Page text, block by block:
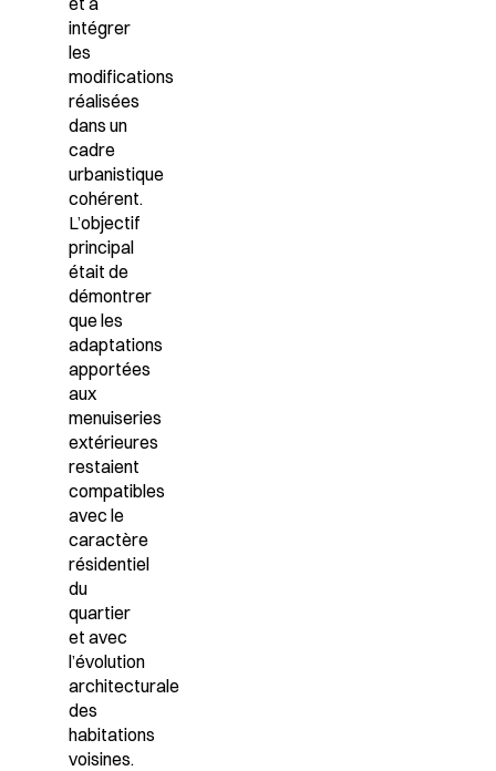
intégrer
les
modifications
réalisées
dans un
cadre
urbanistique
cohérent.
L’objectif
principal
était de
démontrer
que les
adaptations
apportées
aux
menuiseries
extérieures
restaient
compatibles
avec le
caractère
résidentiel
du
quartier
et avec
l’évolution
architecturale
des
habitations
voisines.